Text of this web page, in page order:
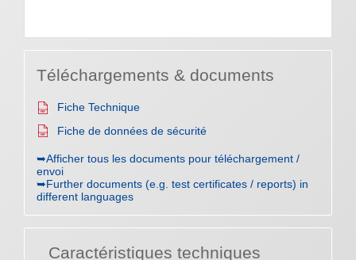
Téléchargements & documents
Fiche Technique
Fiche de données de sécurité
➥Afficher tous les documents pour téléchargement /
envoi
➥Further documents (e.g. test certificates / reports) in
different languages
Caractéristiques techniques